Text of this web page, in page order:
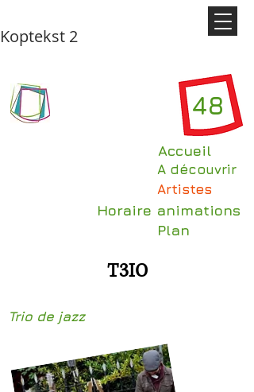
Koptekst 2
48
Accueil
A découvrir
Artistes
Horaire animations
Plan
T3IO
Trio de jazz